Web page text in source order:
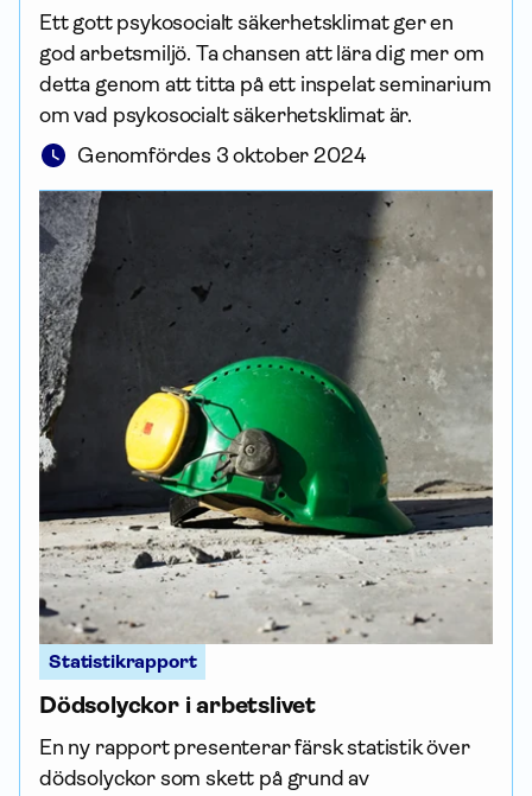
Ett gott psykosocialt säkerhetsklimat ger en
god arbetsmiljö. Ta chansen att lära dig mer om
detta genom att titta på ett inspelat seminarium
om vad psykosocialt säkerhetsklimat är.
Genomfördes 3 oktober 2024
Statistikrapport
Dödsolyckor i arbetslivet
En ny rapport presenterar färsk statistik över
dödsolyckor som skett på grund av